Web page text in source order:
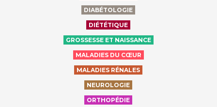
DIABÉTOLOGIE
DIÉTÉTIQUE
GROSSESSE ET NAISSANCE
MALADIES DU CŒUR
MALADIES RÉNALES
NEUROLOGIE
ORTHOPÉDIE